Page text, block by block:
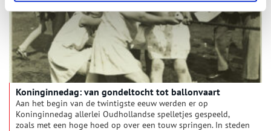
Koninginnedag: van gondeltocht tot ballonvaart
Aan het begin van de twintigste eeuw werden er op
Koninginnedag allerlei Oudhollandse spelletjes gespeeld,
zoals met een hoge hoed op over een touw springen. In steden